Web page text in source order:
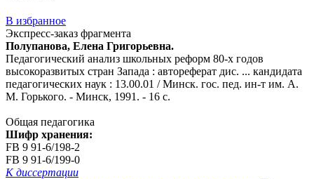
В избранное
Экспресс-заказ фрагмента
Полупанова, Елена Григорьевна.
Педагогический анализ школьных реформ 80-х годов
высокоразвитых стран Запада : автореферат дис. ... кандидата
педагогических наук : 13.00.01 / Минск. гос. пед. ин-т им. А.
М. Горького. - Минск, 1991. - 16 с.
Общая педагогика
Шифр хранения:
FB 9 91-6/198-2
FB 9 91-6/199-0
К диссертации